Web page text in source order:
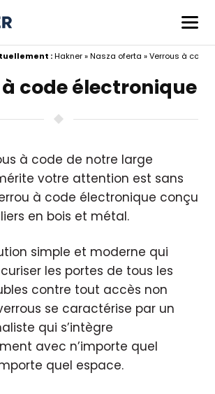
:Hakner»Nasza oferta »Verrous à code
code électronique
à code de notre large
votre attention est sans
à code électronique conçu
en bois et métal.
simple et moderne qui
les portes de tous les
contre tout accès non
se caractérise par un
qui s’intègre
avec n’importe quel
quel espace.